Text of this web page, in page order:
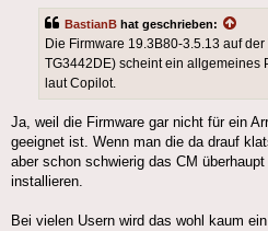
BastianB hat geschrieben:
Die Firmware 19.3B80‑3.5.13 auf
TG3442DE) scheint ein allgemeines
laut Copilot.
Ja, weil die Firmware gar nicht für ein
geeignet ist. Wenn man die da drauf
aber schon schwierig das CM
installieren.
Bei vielen Usern wird das wohl kaum